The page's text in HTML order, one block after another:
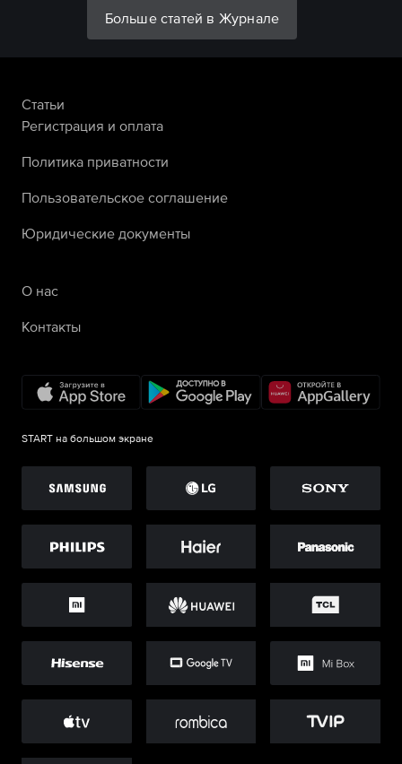
Больше статей в Журнале
Статьи
Регистрация и оплата
Политика приватности
Пользовательское соглашение
Юридические документы
О нас
Контакты
START на большом экране